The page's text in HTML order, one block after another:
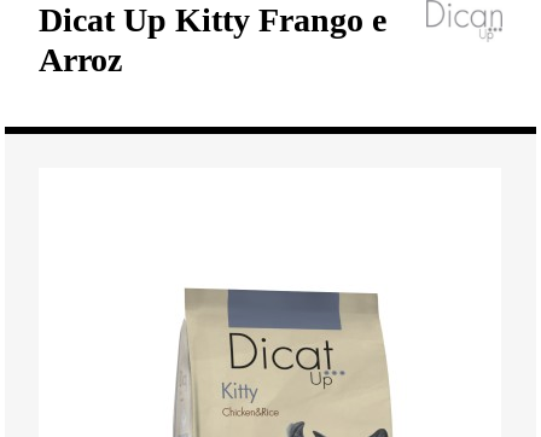
Dicat Up Kitty Frango e
Arroz